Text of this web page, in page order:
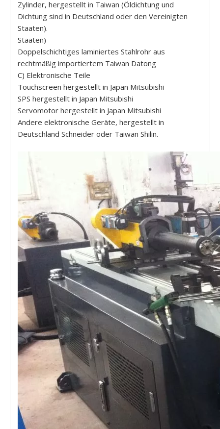
Zylinder, hergestellt in Taiwan (Öldichtung und
Dichtung sind in Deutschland oder den Vereinigten
Staaten).
Staaten)
Doppelschichtiges laminiertes Stahlrohr aus
rechtmäßig importiertem Taiwan Datong
C) Elektronische Teile
Touchscreen hergestellt in Japan Mitsubishi
SPS hergestellt in Japan Mitsubishi
Servomotor hergestellt in Japan Mitsubishi
Andere elektronische Geräte, hergestellt in
Deutschland Schneider oder Taiwan Shilin.